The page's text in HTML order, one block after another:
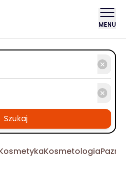
MENU
Szukaj
Kosmetologia